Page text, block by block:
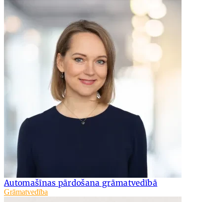
Automašīnas pārdošana grāmatvedībā
Grāmatvedība